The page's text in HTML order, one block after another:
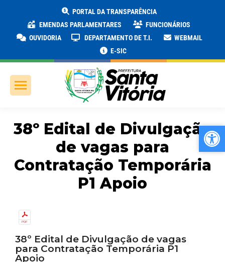
PORTAL DA TRANSPARÊNCIA
EMENDAS PARLAMENTARES
FUNCIONÁRIOS
OUVIDORIA
DEPARTAMENTO DE T.I.
WEBMAIL
E-SIC
38º Edital de Divulgação
de vagas para
Contratação Temporária
P1 Apoio
38º Edital de Divulgação de vagas
para Contratação Temporária P1
Apoio